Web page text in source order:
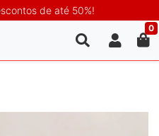
de até 50%!
0